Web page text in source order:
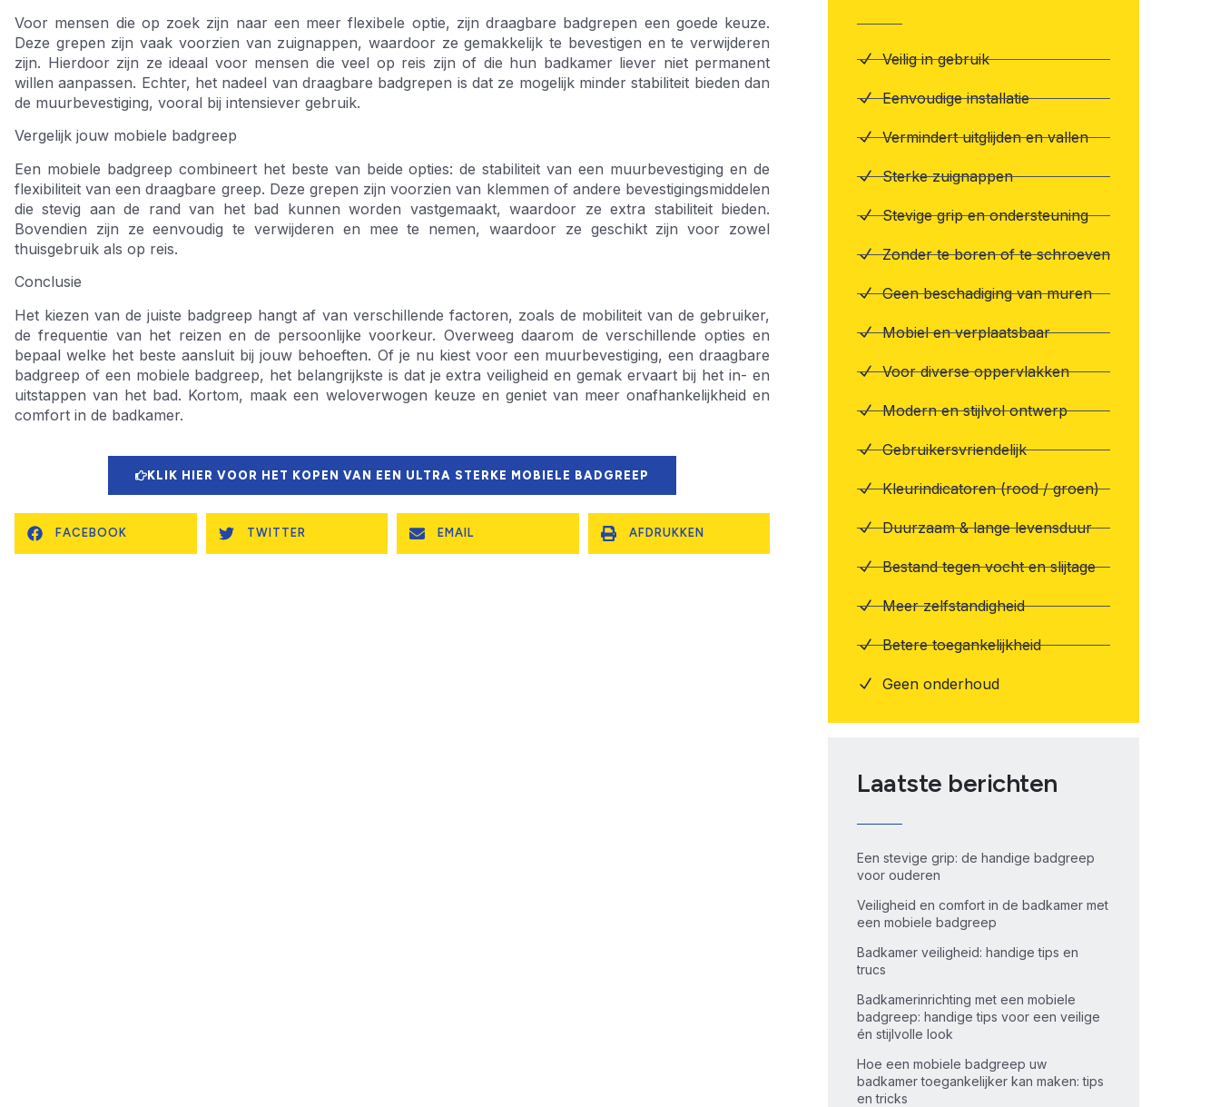
Voor mensen die op zoek zijn naar een meer flexibele optie, zijn draagbare badgrepen een goede keuze.
Deze grepen zijn vaak voorzien van zuignappen, waardoor ze gemakkelijk te bevestigen en te verwijderen
zijn. Hierdoor zijn ze ideaal voor mensen die veel op reis zijn of die hun badkamer liever niet permanent
willen aanpassen. Echter, het nadeel van draagbare badgrepen is dat ze mogelijk minder stabiliteit bieden dan
de muurbevestiging, vooral bij intensiever gebruik.
Vergelijk jouw mobiele badgreep
Een mobiele badgreep combineert het beste van beide opties: de stabiliteit van een muurbevestiging en de
flexibiliteit van een draagbare greep. Deze grepen zijn voorzien van klemmen of andere bevestigingsmiddelen
die stevig aan de rand van het bad kunnen worden vastgemaakt, waardoor ze extra stabiliteit bieden.
Bovendien zijn ze eenvoudig te verwijderen en mee te nemen, waardoor ze geschikt zijn voor zowel
thuisgebruik als op reis.
Conclusie
Het kiezen van de juiste badgreep hangt af van verschillende factoren, zoals de mobiliteit van de gebruiker,
de frequentie van het reizen en de persoonlijke voorkeur. Overweeg daarom de verschillende opties en
bepaal welke het beste aansluit bij jouw behoeften. Of je nu kiest voor een muurbevestiging, een draagbare
badgreep of een mobiele badgreep, het belangrijkste is dat je extra veiligheid en gemak ervaart bij het in- en
uitstappen van het bad. Kortom, maak een weloverwogen keuze en geniet van meer onafhankelijkheid en
comfort in de badkamer.
KLIK HIER VOOR HET KOPEN VAN EEN ULTRA STERKE MOBIELE BADGREEP
FACEBOOK TWITTER EMAIL AFDRUKKEN
Veilig in gebruik
Eenvoudige installatie
Vermindert uitglijden en vallen
Sterke zuignappen
Stevige grip en ondersteuning
Zonder te boren of te schroeven
Geen beschadiging van muren
Mobiel en verplaatsbaar
Voor diverse oppervlakken
Modern en stijlvol ontwerp
Gebruikersvriendelijk
Kleurindicatoren (rood / groen)
Duurzaam & lange levensduur
Bestand tegen vocht en slijtage
Meer zelfstandigheid
Betere toegankelijkheid
Geen onderhoud
Laatste berichten
Een stevige grip: de handige badgreep
voor ouderen
Veiligheid en comfort in de badkamer met
een mobiele badgreep
Badkamer veiligheid: handige tips en
trucs
Badkamerinrichting met een mobiele
badgreep: handige tips voor een veilige
én stijlvolle look
Hoe een mobiele badgreep uw
badkamer toegankelijker kan maken: tips
en tricks